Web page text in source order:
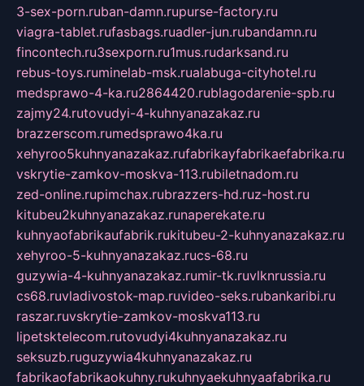
3-sex-porn.ruban-damn.rupurse-factory.ru
viagra-tablet.rufasbags.ruadler-jun.rubandamn.ru
fincontech.ru3sexporn.ru1mus.rudarksand.ru
rebus-toys.ruminelab-msk.rualabuga-cityhotel.ru
medsprawo-4-ka.ru2864420.rublagodarenie-spb.ru
zajmy24.rutovudyi-4-kuhnyanazakaz.ru
brazzerscom.rumedsprawo4ka.ru
xehyroo5kuhnyanazakaz.rufabrikayfabrikaefabrika.ru
vskrytie-zamkov-moskva-113.rubiletnadom.ru
zed-online.rupimchax.rubrazzers-hd.ruz-host.ru
kitubeu2kuhnyanazakaz.runaperekate.ru
kuhnyaofabrikaufabrik.rukitubeu-2-kuhnyanazakaz.ru
xehyroo-5-kuhnyanazakaz.rucs-68.ru
guzywia-4-kuhnyanazakaz.rumir-tk.ruvlknrussia.ru
cs68.ruvladivostok-map.ruvideo-seks.rubankaribi.ru
raszar.ruvskrytie-zamkov-moskva113.ru
lipetsktelecom.rutovudyi4kuhnyanazakaz.ru
seksuzb.ruguzywia4kuhnyanazakaz.ru
fabrikaofabrikaokuhny.rukuhnyaekuhnyaafabrika.ru